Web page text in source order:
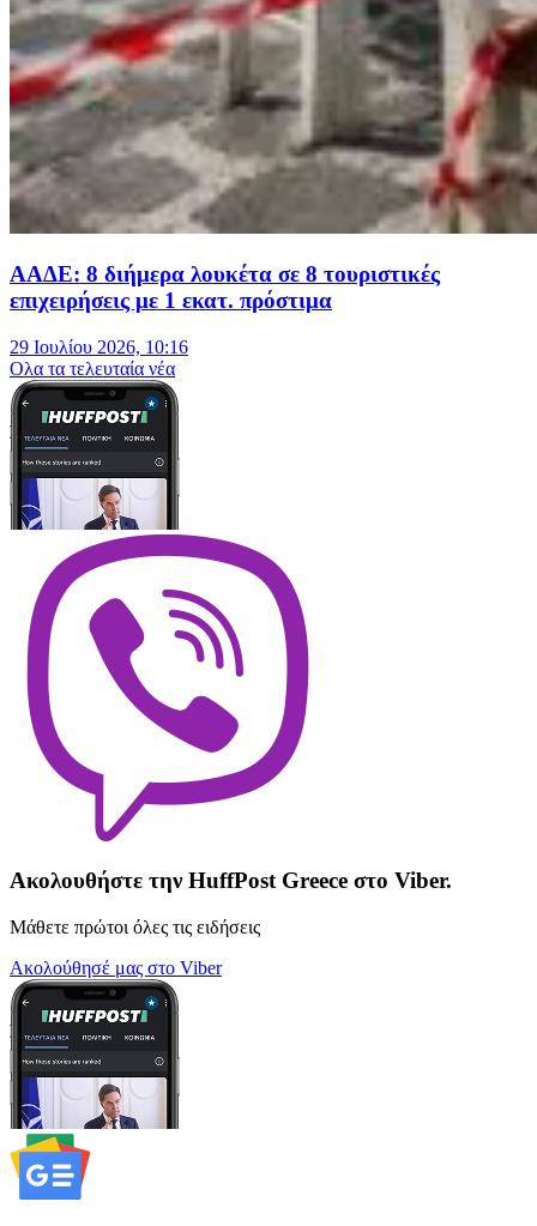
ΑΑΔΕ: 8 διήμερα λουκέτα σε 8 τουριστικές
επιχειρήσεις με 1 εκατ. πρόστιμα
29 Ιουλίου 2026, 10:16
Oλα τα τελευταία νέα
Ακολουθήστε την HuffPost Greece στο Viber.
Μάθετε πρώτοι όλες τις ειδήσεις
Ακολούθησέ μας στο Viber